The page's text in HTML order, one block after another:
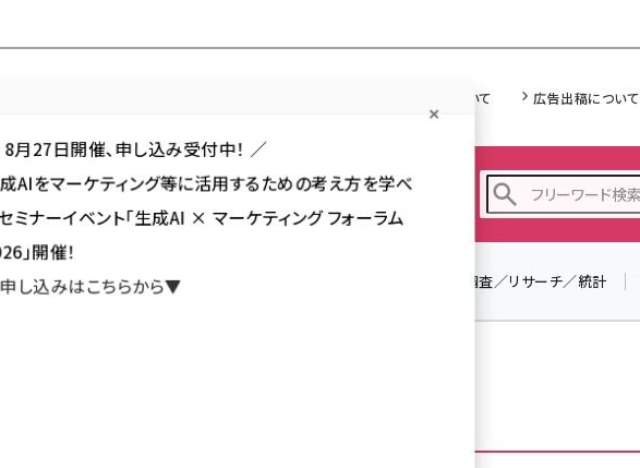
Web担について 広告出稿について
テゴリ／種別 から探す セミナー／イベント から探す
アクセス解析／データ分析 調査／リサーチ／統計
れている記事の一覧
れている記事の一覧
月27日開催、申し込み受付中！ ／
AIをマーケティング等に活用するための考え方を学べ
ミナーイベント「生成AI × マーケティング フォーラム
」開催！
し込みはこちらから▼